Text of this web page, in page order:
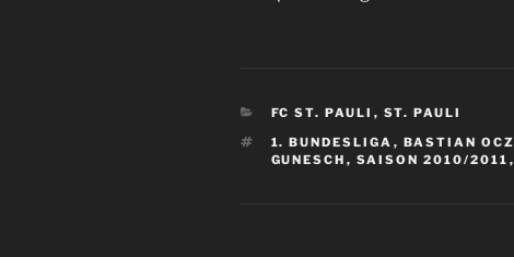
KATEGORIEN
FC ST. PAULI , ST. PAULI
SCHLAGWÖRTER
1. BUNDESLIGA , BASTIAN
GUNESCH , SAISON 2010/2011 ,